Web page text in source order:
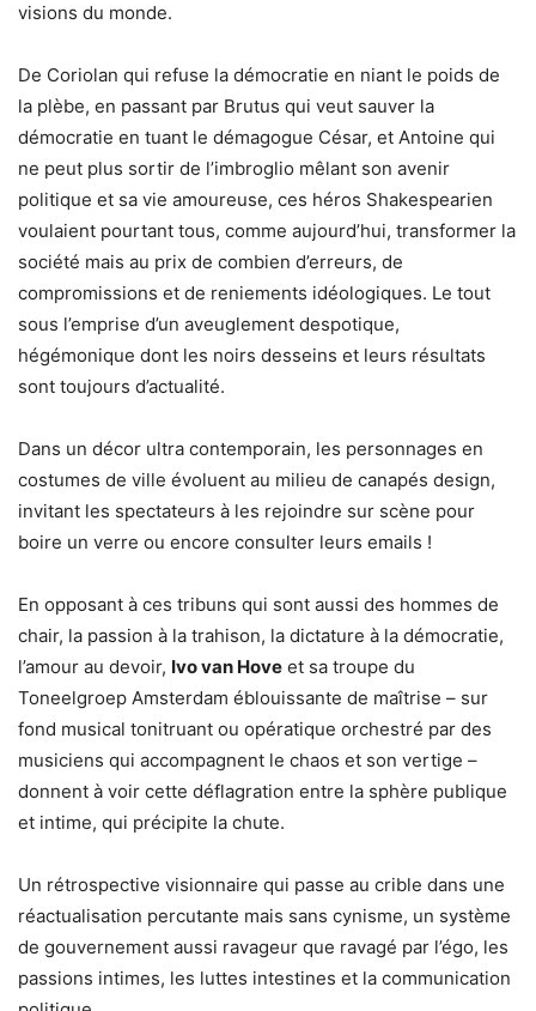
visions du monde.
De Coriolan qui refuse la démocratie en niant le poids de
la plèbe, en passant par Brutus qui veut sauver la
démocratie en tuant le démagogue César, et Antoine qui
ne peut plus sortir de l’imbroglio mêlant son avenir
politique et sa vie amoureuse, ces héros Shakespearien
voulaient pourtant tous, comme aujourd’hui, transformer la
société mais au prix de combien d’erreurs, de
compromissions et de reniements idéologiques. Le tout
sous l’emprise d’un aveuglement despotique,
hégémonique dont les noirs desseins et leurs résultats
sont toujours d’actualité.
Dans un décor ultra contemporain, les personnages en
costumes de ville évoluent au milieu de canapés design,
invitant les spectateurs à les rejoindre sur scène pour
boire un verre ou encore consulter leurs emails !
En opposant à ces tribuns qui sont aussi des hommes de
chair, la passion à la trahison, la dictature à la démocratie,
l’amour au devoir, Ivo van Hove et sa troupe du
Toneelgroep Amsterdam éblouissante de maîtrise – sur
fond musical tonitruant ou opératique orchestré par des
musiciens qui accompagnent le chaos et son vertige –
donnent à voir cette déflagration entre la sphère publique
et intime, qui précipite la chute.
Un rétrospective visionnaire qui passe au crible dans une
réactualisation percutante mais sans cynisme, un système
de gouvernement aussi ravageur que ravagé par l’égo, les
passions intimes, les luttes intestines et la communication